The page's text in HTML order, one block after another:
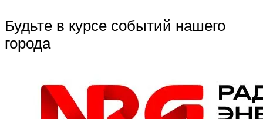
Будьте в курсе событий нашего
города